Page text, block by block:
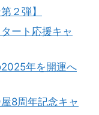
２弾】
ート応援キャ
年を開運へ
8周年記念キャ